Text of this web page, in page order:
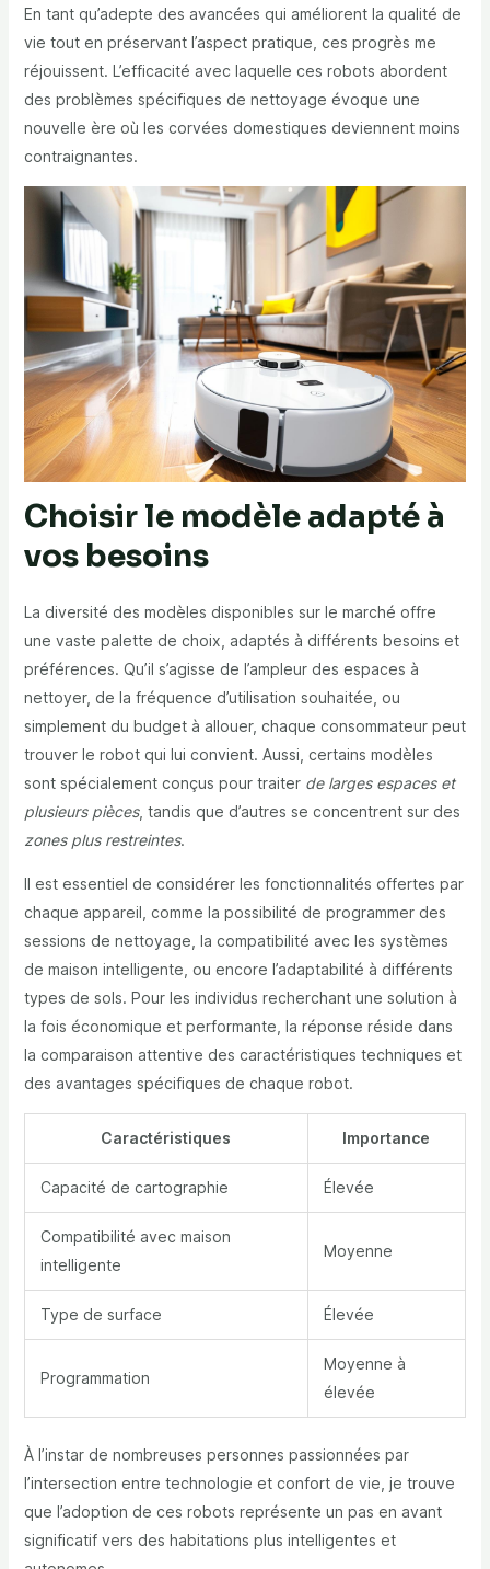
En tant qu’adepte des avancées qui améliorent la qualité de
vie tout en préservant l’aspect pratique, ces progrès me
réjouissent. L’efficacité avec laquelle ces robots abordent
des problèmes spécifiques de nettoyage évoque une
nouvelle ère où les corvées domestiques deviennent moins
contraignantes.
Choisir le modèle adapté à
vos besoins
La diversité des modèles disponibles sur le marché offre
une vaste palette de choix, adaptés à différents besoins et
préférences. Qu’il s’agisse de l’ampleur des espaces à
nettoyer, de la fréquence d’utilisation souhaitée, ou
simplement du budget à allouer, chaque consommateur peut
trouver le robot qui lui convient. Aussi, certains modèles
sont spécialement conçus pour traiter de larges espaces et
plusieurs pièces, tandis que d’autres se concentrent sur des
zones plus restreintes.
Il est essentiel de considérer les fonctionnalités offertes par
chaque appareil, comme la possibilité de programmer des
sessions de nettoyage, la compatibilité avec les systèmes
de maison intelligente, ou encore l’adaptabilité à différents
types de sols. Pour les individus recherchant une solution à
la fois économique et performante, la réponse réside dans
la comparaison attentive des caractéristiques techniques et
des avantages spécifiques de chaque robot.
Caractéristiques Importance
Capacité de cartographie Élevée
Compatibilité avec maison
intelligente
Moyenne
Type de surface Élevée
Programmation
Moyenne à
élevée
À l’instar de nombreuses personnes passionnées par
l’intersection entre technologie et confort de vie, je trouve
que l’adoption de ces robots représente un pas en avant
significatif vers des habitations plus intelligentes et